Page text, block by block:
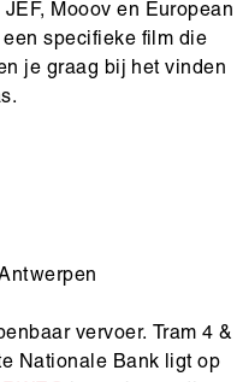
Mooov en European
een specifieke film die
je graag bij het vinden
vervoer. Tram 4 &
Nationale Bank ligt op